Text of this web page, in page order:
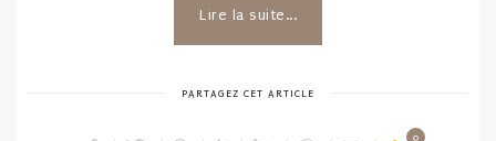
Lire la suite...
PARTAGEZ CET ARTICLE
0